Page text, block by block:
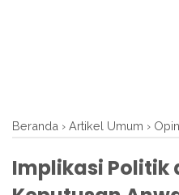
Beranda › Artikel Umum ›
Implikasi Politik